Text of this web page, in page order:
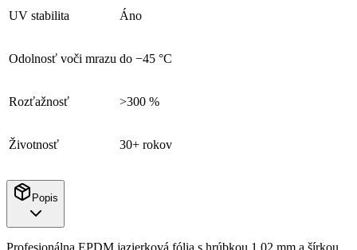
UV stabilita Áno
Odolnosť voči mrazu do −45 °C
Rozťažnosť >300 %
Životnosť 30+ rokov
Popis